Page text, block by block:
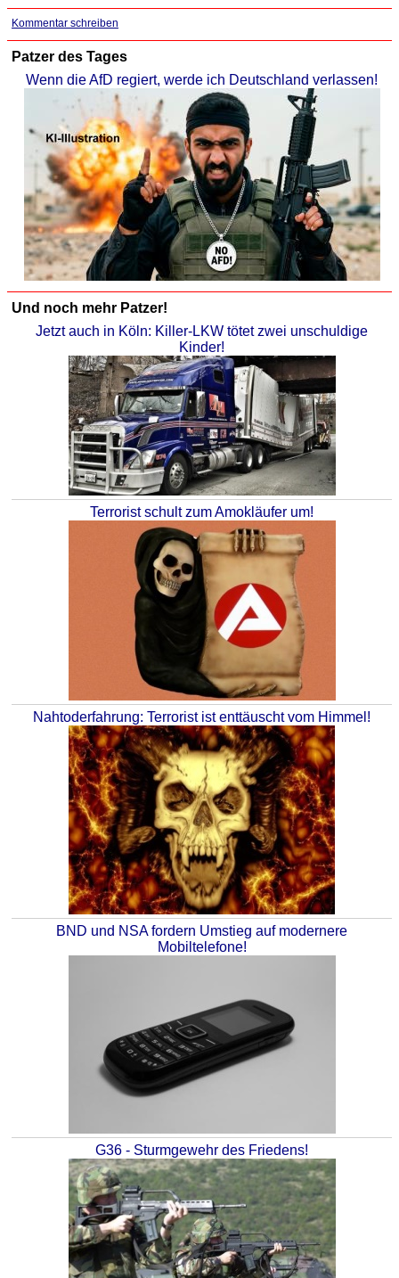
Kommentar schreiben
Patzer des Tages
Wenn die AfD regiert, werde ich Deutschland verlassen!
Und noch mehr Patzer!
Jetzt auch in Köln: Killer-LKW tötet zwei unschuldige
Kinder!
Terrorist schult zum Amokläufer um!
Nahtoderfahrung: Terrorist ist enttäuscht vom Himmel!
BND und NSA fordern Umstieg auf modernere
Mobiltelefone!
G36 - Sturmgewehr des Friedens!